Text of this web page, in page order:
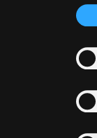
durch solche
auf die
dem Punkt